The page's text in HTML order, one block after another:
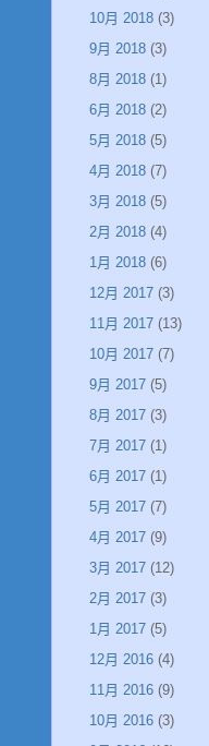
10月 2018 (3)
9月 2018 (3)
8月 2018 (1)
6月 2018 (2)
5月 2018 (5)
4月 2018 (7)
3月 2018 (5)
2月 2018 (4)
1月 2018 (6)
12月 2017 (3)
11月 2017 (13)
10月 2017 (7)
9月 2017 (5)
8月 2017 (3)
7月 2017 (1)
6月 2017 (1)
5月 2017 (7)
4月 2017 (9)
3月 2017 (12)
2月 2017 (3)
1月 2017 (5)
12月 2016 (4)
11月 2016 (9)
10月 2016 (3)